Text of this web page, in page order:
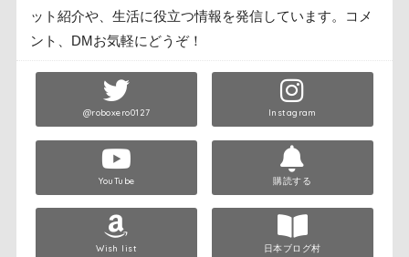
ット紹介や、生活に役立つ情報を発信しています。コメ
ント、DMお気軽にどうぞ！
@roboxero0127 Instagram
YouTube 購読する
Wish list 日本ブログ村